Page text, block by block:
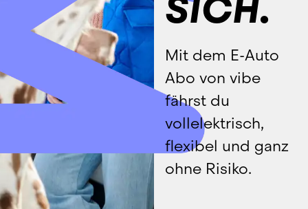
Mit dem E-Auto
Abo von vibe
fährst du
vollelektrisch,
flexibel und ganz
ohne Risiko.